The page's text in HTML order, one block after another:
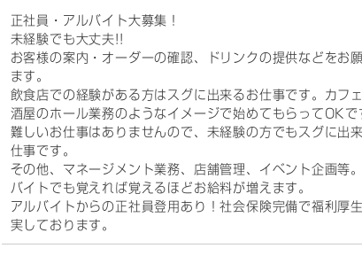
正社員・アルバイト大募集！
未経験でも大丈夫!!
お客様の案内・オーダーの確認、ドリンクの提供などをお
ます。
飲食店での経験がある方はスグに出来るお仕事です。カフ
酒屋のホール業務のようなイメージで始めてもらってOKで
難しいお仕事はありませんので、未経験の方でもスグに出
仕事です。
その他、マネージメント業務、店舗管理、イベント企画等
バイトでも覚えれば覚えるほどお給料が増えます。
アルバイトからの正社員登用あり！社会保険完備で福利厚
実しております。